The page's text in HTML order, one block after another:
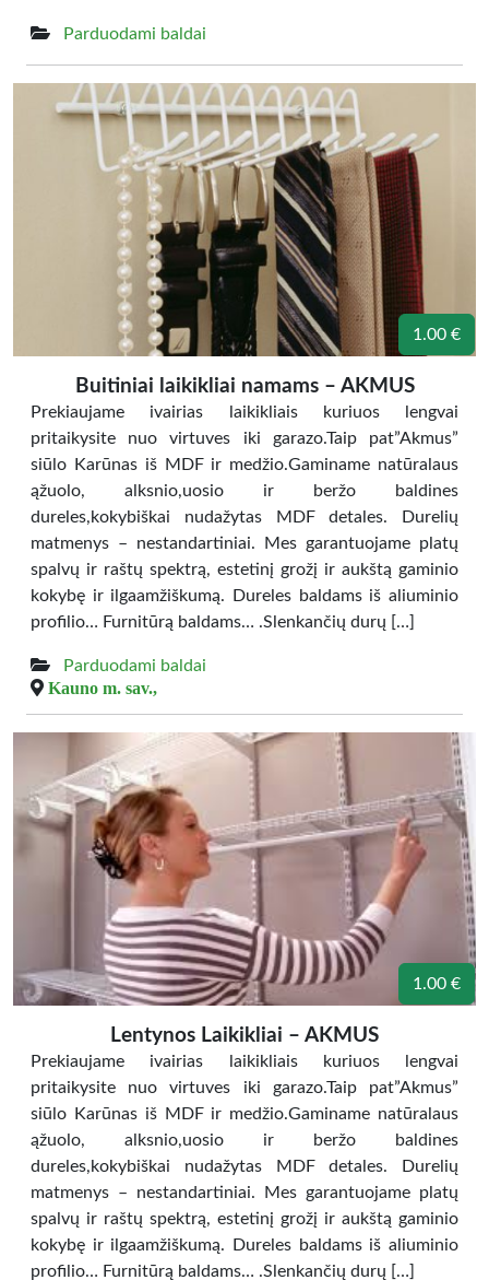
Parduodami baldai
1.00 €
Buitiniai laikikliai namams – AKMUS
Prekiaujame ivairias laikikliais kuriuos lengvai
pritaikysite nuo virtuves iki garazo.Taip pat”Akmus”
siūlo Karūnas iš MDF ir medžio.Gaminame natūralaus
ąžuolo, alksnio,uosio ir beržo baldines
dureles,kokybiškai nudažytas MDF detales. Durelių
matmenys – nestandartiniai. Mes garantuojame platų
spalvų ir raštų spektrą, estetinį grožį ir aukštą gaminio
kokybę ir ilgaamžiškumą. Dureles baldams iš aliuminio
profilio… Furnitūrą baldams… .Slenkančių durų […]
Parduodami baldai
Kauno m. sav.,
1.00 €
Lentynos Laikikliai – AKMUS
Prekiaujame ivairias laikikliais kuriuos lengvai
pritaikysite nuo virtuves iki garazo.Taip pat”Akmus”
siūlo Karūnas iš MDF ir medžio.Gaminame natūralaus
ąžuolo, alksnio,uosio ir beržo baldines
dureles,kokybiškai nudažytas MDF detales. Durelių
matmenys – nestandartiniai. Mes garantuojame platų
spalvų ir raštų spektrą, estetinį grožį ir aukštą gaminio
kokybę ir ilgaamžiškumą. Dureles baldams iš aliuminio
profilio… Furnitūrą baldams… .Slenkančių durų […]